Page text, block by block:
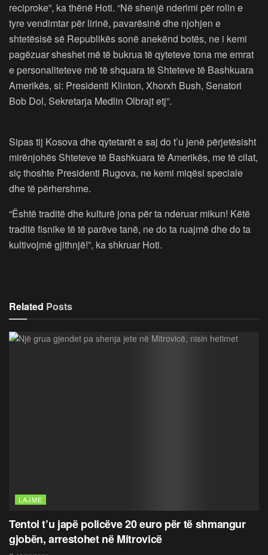
reciproke”, ka thënë Hoti. “Në shenjë nderimi për rolin e
tyre vendimtar për lirinë, pavarësinë dhe njohjen e
shtetësisë së Republikës sonë anekënd botës, ne i kemi
pagëzuar sheshet më të bukrua të qyteteve tona me emrat
e personaliteteve më të shquara të Shteteve të Bashkuara
Amerikës, si: Presidenti Klinton, Xhorxh Bush, Senatori
Bob Dol, Sekretarja Medlin Olbrajt etj”.
Sipas tij Kosova dhe qytetarët e saj do t’u jenë përjetësisht
mirënjohës Shteteve të Bashkuara të Amerikës, me të cilat,
siç thoshte Presidenti Rugova, ne kemi miqësi speciale
dhe të përhershme.
“Është traditë dhe kulturë jona për ta nderuar mikun! Këtë
traditë fisnike të të parëve tanë, ne do ta ruajmë dhe do ta
kultivojmë gjithnjë!”, ka shkruar Hoti.
Related Posts
LAJME
Tentoi t’u japë policëve 20 euro për të shmangur
gjobën, arrestohet në Mitrovicë